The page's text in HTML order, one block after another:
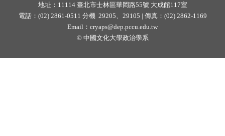
地址：11114 臺北市士林區華岡路55號 大成館117室
電話：(02) 2861-0511 分機 29205、29105 | 傳真：(02) 2862-1169
Email： cryaps@dep.pccu.edu.tw
©中國文化大學政治學系